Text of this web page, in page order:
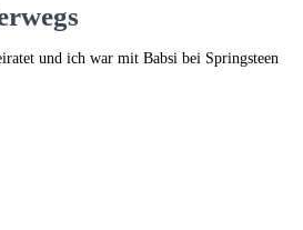
und ich war mit Babsi bei Springsteen